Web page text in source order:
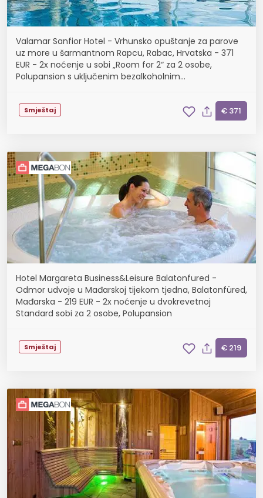
Valamar Sanfior Hotel - Vrhunsko opuštanje za parove
uz more u šarmantnom Rapcu, Rabac, Hrvatska - 371
EUR - 2x noćenje u sobi „Room for 2“ za 2 osobe,
Polupansion s uključenim bezalkoholnim
Smještaj € 371
Hotel Margareta Business&Leisure Balatonfured -
Odmor udvoje u Mađarskoj tijekom tjedna, Balatonfüred,
Mađarska - 219 EUR - 2x noćenje u dvokrevetnoj
Standard sobi za 2 osobe, Polupansion
Smještaj € 219